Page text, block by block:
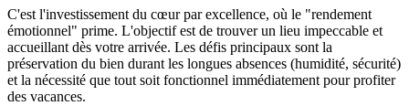
C'est l'investissement du cœur par excellence, où le "rendement
émotionnel" prime. L'objectif est de trouver un lieu impeccable et
accueillant dès votre arrivée. Les défis principaux sont la
préservation du bien durant les longues absences (humidité, sécurité)
et la nécessité que tout soit fonctionnel immédiatement pour profiter
des vacances.